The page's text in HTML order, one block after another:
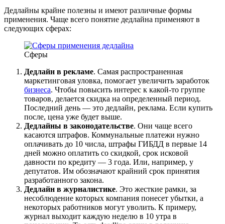
Дедлайны крайне полезны и имеют различные формы
применения. Чаще всего понятие дедлайна применяют в
следующих сферах:
Сферы
Дедлайн в рекламе. Самая распространенная
маркетинговая уловка, помогает увеличить заработок
бизнеса. Чтобы повысить интерес к какой-то группе
товаров, делается скидка на определенный период.
Последний день — это дедлайн, реклама. Если купить
после, цена уже будет выше.
Дедлайны в законодательстве. Они чаще всего
касаются штрафов. Коммунальные платежи нужно
оплачивать до 10 числа, штрафы ГИБДД в первые 14
дней можно оплатить со скидкой, срок исковой
давности по кредиту — 3 года. Или, например, у
депутатов. Им обозначают крайний срок принятия
разработанного закона.
Дедлайн в журналистике. Это жесткие рамки, за
несоблюдение которых компания понесет убытки, а
некоторых работников могут уволить. К примеру,
журнал выходит каждую неделю в 10 утра в